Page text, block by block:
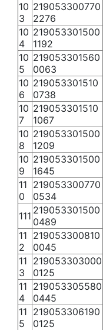
10
3
219053300770
2276
10
4
219053301500
1192
10
5
219053301560
0063
10
6
219053301510
0738
10
7
219053301510
1067
10
8
219053301500
1209
10
9
219053301500
1645
11
0
219053300770
0534
111 219053301500
0489
11
2
219053300810
0045
11
3
219053303000
0125
11
4
219053305580
0445
11
5
219053306190
0125